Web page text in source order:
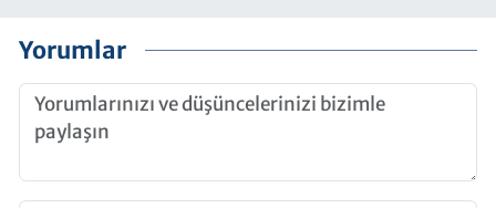
Yorumlar